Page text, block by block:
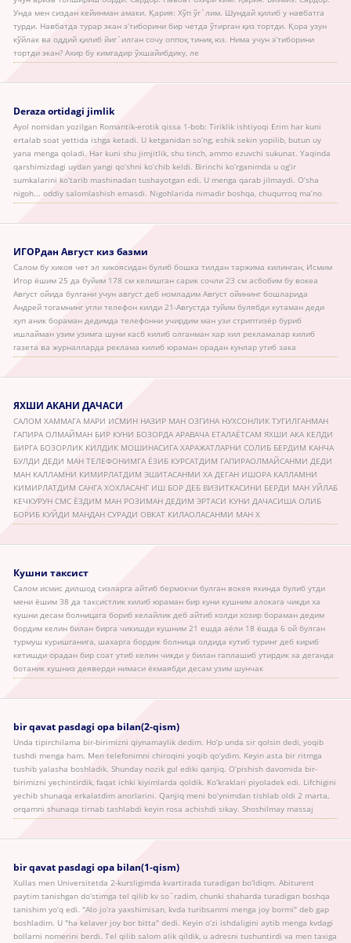
Унда мен сиздан кейинман амаки. Қария: Хўп ўг`лим. Шундай қилиб у навбатга
турди. Навбатда турар экан э’тиборини бир четда ўтирган қиз тортди. Қора узун
кўйлак ва оддий қилиб йиг`илган сочу оппоқ тиниқ юз. Нима учун э’тиборини
тортди экан? Ахир бу кимгадир ўхшайибдику, ле
Deraza ortidagi jimlik
Ayol nomidan yozilgan Romantik-erotik qissa 1-bob: Tiriklik ishtiyoqi Erim har kuni
ertalab soat yettida ishga ketadi. U ketganidan so‘ng, eshik sekin yopilib, butun uy
yana menga qoladi. Har kuni shu jimjitlik, shu tinch, ammo ezuvchi sukunat. Yaqinda
qarshimizdagi uydan yangi qo‘shni ko‘chib keldi. Birinchi ko‘rganimda u og‘ir
sumkalarini ko‘tarib mashinadan tushayotgan edi. U menga qarab jilmaydi. O‘sha
nigoh... oddiy salomlashish emasdi. Nigohlarida nimadir boshqa, chuqurroq ma’no
ИГОРдан Август киз базми
Салом бу хикоя чет эл хикоясидан булиб бошка тилдан таржима килинган, Исмим
Игор ёшим 25 да буйим 178 см келишган сарик сочли 23 см асбобим бу вокеа
Август ойида булгани учун август деб номладим Август ойининг бошларида
Андрей тогамнинг угли телефон килди 21-Августда туйим булябди кутаман деди
хуп аник бораман дедимда телефонни учирдим ман узи стриптизёр буриб
ишлайман узим узимга шуни касб килиб олганман хар хил рекламалар килиб
газета ва журналларда реклама килиб юраман орадан кунлар утиб зака
ЯХШИ АКАНИ ДАЧАСИ
САЛОМ ХАММАГА МАРИ ИСМИН НАЗИР МАН ОЗГИНА НУХСОНЛИК ТУГИЛГАНМАН
ГАПИРА ОЛМАЙМАН БИР КУНИ БОЗОРДА АРАВАЧА ЕТАЛАЁТСАМ ЯХШИ АКА КЕЛДИ
БИРГА БОЗОРЛИК КИЛДИК МОШИНАСИГА ХАРАЖАТЛАРНИ СОЛИБ БЕРДИМ КАНЧА
БУЛДИ ДЕДИ МАН ТЕЛЕФОНИМГА ЁЗИБ КУРСАТДИМ ГАПИРАОЛМАЙСАНМИ ДЕДИ
МАН КАЛЛАМНИ КИМИРЛАТДИМ ЭШИТАСАНМИ ХА ДЕГАН ИШОРА КАЛЛАМНИ
КИМИРЛАТДИМ САНГА ХОХЛАСАНГ ИШ БОР ДЕБ ВИЗИТКАСИНИ БЕРДИ МАН УЙЛАБ
КЕЧКУРУН СМС ЁЗДИМ МАН РОЗИМАН ДЕДИМ ЭРТАСИ КУНИ ДАЧАСИША ОЛИБ
БОРИБ КУЙДИ МАНДАН СУРАДИ ОВКАТ КИЛАОЛАСАНМИ МАН Х
Кушни таксист
Салом исмис дилшод сизларга айтиб бермокчи булган вокея якинда булиб утди
мени ёшим 38 да таксистлик килиб юраман бир куни кушним алокага чикди ха
кушни десам болницага бориб келайлик деб айтиб колди хозир бораман дедим
бордим келин билан бирга чикишди кушним 21 ешда аёли 18 ёшда 6 ой булган
турмуш куришганига, шахарга бордик болница олдида кутиб туринг деб кириб
кетишди орадан бир соат утиб келин чикди у билан гаплашиб утирдик ха деганда
ботаник кушниз деяверди нимаси ёкмаябди десам узим шунчак
bir qavat pasdagi opa bilan(2-qism)
Unda tipirchilama bir-birimizni qiynamaylik dedim. Ho‘p unda sir qolsin dedi, yoqib
tushdi menga ham. Men telefonimni chiroqini yoqib qo‘ydim. Keyin asta bir ritmga
tushib yalasha boshladik. Shunday nozik gul ediki qanjiq. O‘pishish davomida bir-
birimizni yechintirdik, faqat ichki kiyimlarda qoldik. Ko‘kraklari piyoladek edi. Lifchigini
yechib shunaqa erkalatdim anorlarini. Qanjiq meni bo‘ynimdan tishlab oldi 2 marta,
orqamni shunaqa tirnab tashlabdi keyin rosa achishdi sikay. Shoshilmay massaj
bir qavat pasdagi opa bilan(1-qism)
Xullas men Universitetda 2-kursligimda kvartirada turadigan bo‘ldiqm. Abiturent
paytim tanishgan do‘stimga tel qilib kv so`radim, chunki shaharda turadigan boshqa
tanishim yo‘q edi. "Alo jo‘ra yaxshimisan, kvda turibsanmi menga joy bormi" deb gap
boshladim. U "ha kelaver joy bor bitta" dedi. Keyin o‘zi ishdaligini aytib menga kvdagi
bollarni nomerini berdi. Tel qilib salom alik qildik, u adresni tushuntirdi va men taxiga